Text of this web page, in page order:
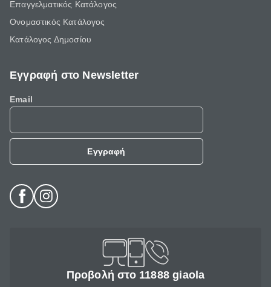
Επαγγελματικός Κατάλογος
Ονομαστικός Κατάλογος
Κατάλογος Δημοσίου
Εγγραφή στο Newsletter
Email
Εγγραφή
Προβολή στο 11888 giaola